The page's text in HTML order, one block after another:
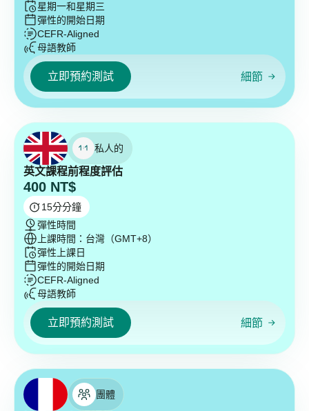
星期一和星期三
彈性的開始日期
CEFR-Aligned
母語教師
立即預約測試 細節
私人的
英文課程前程度評估
400 NT$
15分分鐘
彈性時間
上課時間：台灣（GMT+8）
彈性上課日
彈性的開始日期
CEFR-Aligned
母語教師
立即預約測試 細節
團體